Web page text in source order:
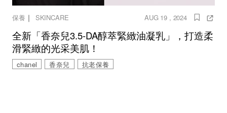
保養 ｜ SKINCARE AUG 19 , 2024
全新「香奈兒3.5-DA醇萃緊緻油凝乳」，打造柔
滑緊緻的光采美肌！
chanel 香奈兒 抗老保養